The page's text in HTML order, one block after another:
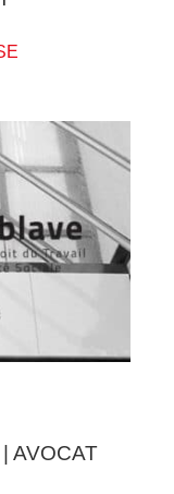
AVOCAT